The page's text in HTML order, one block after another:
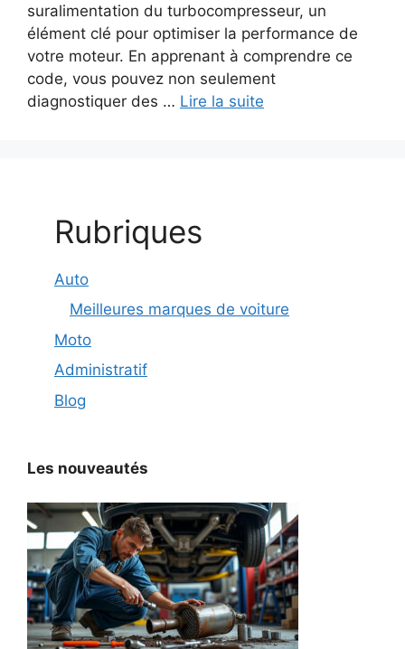
suralimentation du turbocompresseur, un
élément clé pour optimiser la performance de
votre moteur. En apprenant à comprendre ce
code, vous pouvez non seulement
diagnostiquer des … Lire la suite
Rubriques
Auto
Meilleures marques de voiture
Moto
Administratif
Blog
Les nouveautés